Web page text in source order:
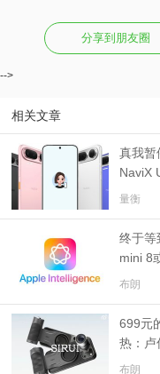
分享到朋友圈
-->
相关文章
真我暂
NaviX
量衡
终于等
mini 8
布朗
699元
热：卢
或7月
布朗